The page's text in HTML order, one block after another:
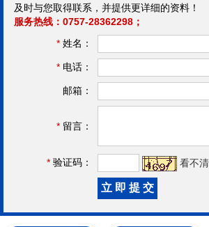
及时与您取得联系，并提供更详细的资料！
服务热线：0757-28362298；
* 姓名：
* 电话：
邮箱：
* 留言：
* 验证码： 看不